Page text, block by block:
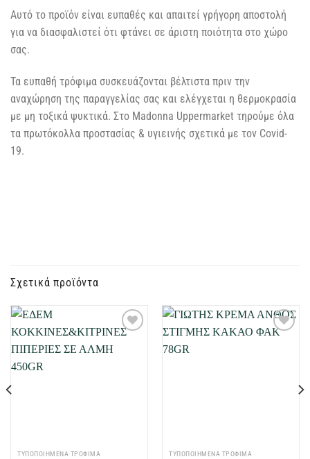
Αυτό το προϊόν είναι ευπαθές και απαιτεί γρήγορη αποστολή
για να διασφαλιστεί ότι φτάνει σε άριστη ποιότητα στο χώρο
σας.
Τα ευπαθή τρόφιμα συσκευάζονται βέλτιστα πριν την
αναχώρηση της παραγγελίας σας και ελέγχεται η θερμοκρασία
με μη τοξικά ψυκτικά. Στο Madonna Uppermarket τηρούμε όλα
τα πρωτόκολλα προστασίας & υγιεινής σχετικά με τον Covid-
19.
Σχετικά προϊόντα
στη Λίστα
ΤΥΠΟΠΟΙΗΜΕΝΑ ΤΡΟΦΙΜΑ ΤΥΠΟΠΟΙΗΜΕΝΑ ΤΡΟΦΙΜΑ